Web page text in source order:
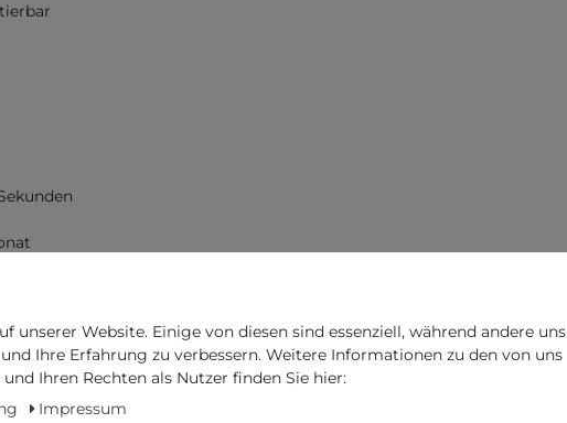
unserer Website. Einige von diesen sind essenziell, während andere uns
Ihre Erfahrung zu verbessern. Weitere Informationen zu den von uns
Ihren Rechten als Nutzer finden Sie hier:
Impressum